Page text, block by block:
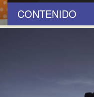
CONTENIDO